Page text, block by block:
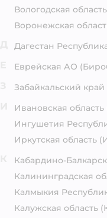
Вологодская область
Воронежская
Дагестан
Еврейская АО
Забайкальский край
Ивановская область
Ингушетия
Иркутская область
Кабардино-
Калининградская
Калмыкия
Калужская область